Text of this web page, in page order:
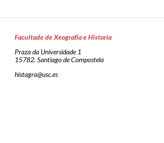
Facultade de Xeografía e Historia
Praza da Universidade 1
15782. Santiago de Compostela
histagra@usc.es